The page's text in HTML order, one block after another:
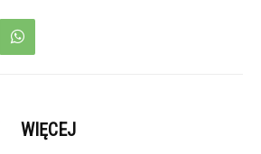
WIĘCEJ